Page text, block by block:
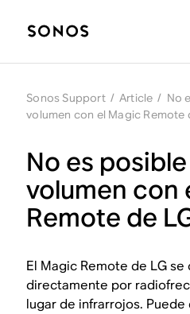
Sonos Support / Article / No
volumen con el Magic Remote
No es
volumen con
Remote de
El Magic Remote de LG
directamente por
lugar de infrarrojos.